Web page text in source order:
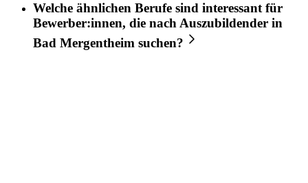
Welche ähnlichen Berufe sind interessant für
Bewerber:innen, die nachAuszubildender in
Bad Mergentheim suchen?